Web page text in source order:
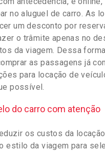
no aluguel de carro. As
um desconto por
o trâmite apenas no
da viagem. Dessa
as passagens já
para locação de
possível.
do carro com atenção
os custos da
estilo da viagem para